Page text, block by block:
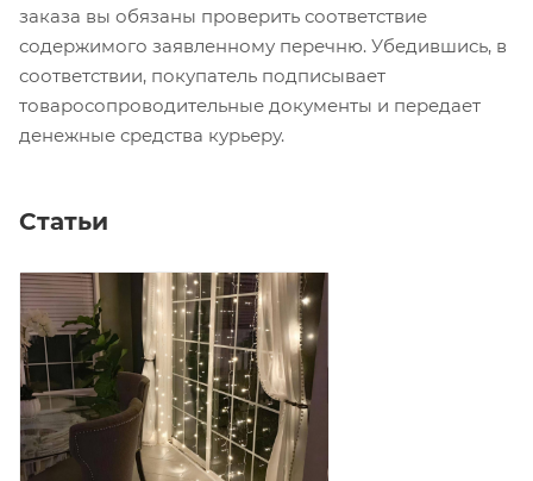
заказа вы обязаны проверить соответствие
содержимого заявленному перечню. Убедившись, в
соответствии, покупатель подписывает
товаросопроводительные документы и передает
денежные средства курьеру.
Статьи